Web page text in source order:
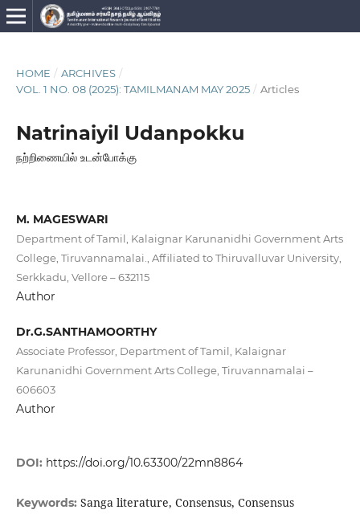
HOME / ARCHIVES /
VOL. 1 NO. 08 (2025): TAMILMANAM MAY 2025 / Articles
Natrinaiyil Udanpokku
நற்றிணையில் உடன்போக்கு
M. MAGESWARI
Department of Tamil, Kalaignar Karunanidhi Government Arts
College, Tiruvannamalai., Affiliated to Thiruvalluvar University,
Serkkadu, Vellore – 632115
Author
Dr.G.SANTHAMOORTHY
Associate Professor, Department of Tamil, Kalaignar
Karunanidhi Government Arts College, Tiruvannamalai –
606603
Author
DOI: https://doi.org/10.63300/22mn8864
Keywords: Sanga literature, Consensus, Consensus